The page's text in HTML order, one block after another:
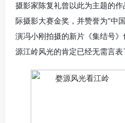
摄影家陈复礼曾以此为主题的
际摄影大赛金奖，并赞誉为“中
演冯小刚拍摄的新片《集结号
源江岭风光的肯定已经无需言表